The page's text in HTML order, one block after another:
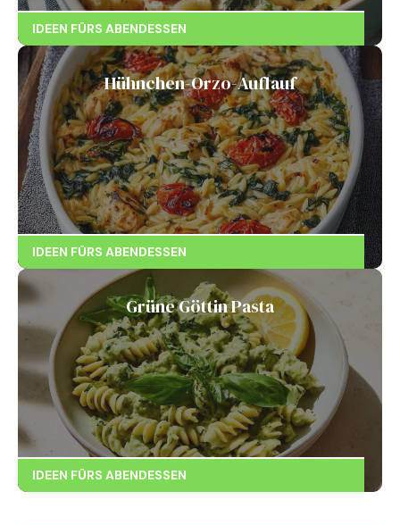
IDEEN FÜRS ABENDESSEN
Hühnchen-Orzo-Auflauf
IDEEN FÜRS ABENDESSEN
Grüne Göttin Pasta
IDEEN FÜRS ABENDESSEN